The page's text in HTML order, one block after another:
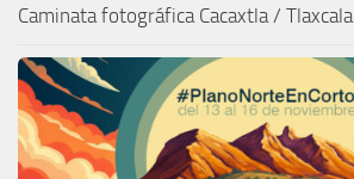
Caminata fotográfica Cacaxtla / Tlaxcala